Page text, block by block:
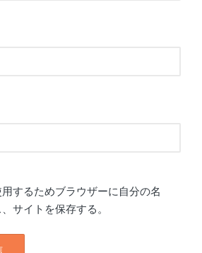
するためブラウザーに自分の名
サイトを保存する。